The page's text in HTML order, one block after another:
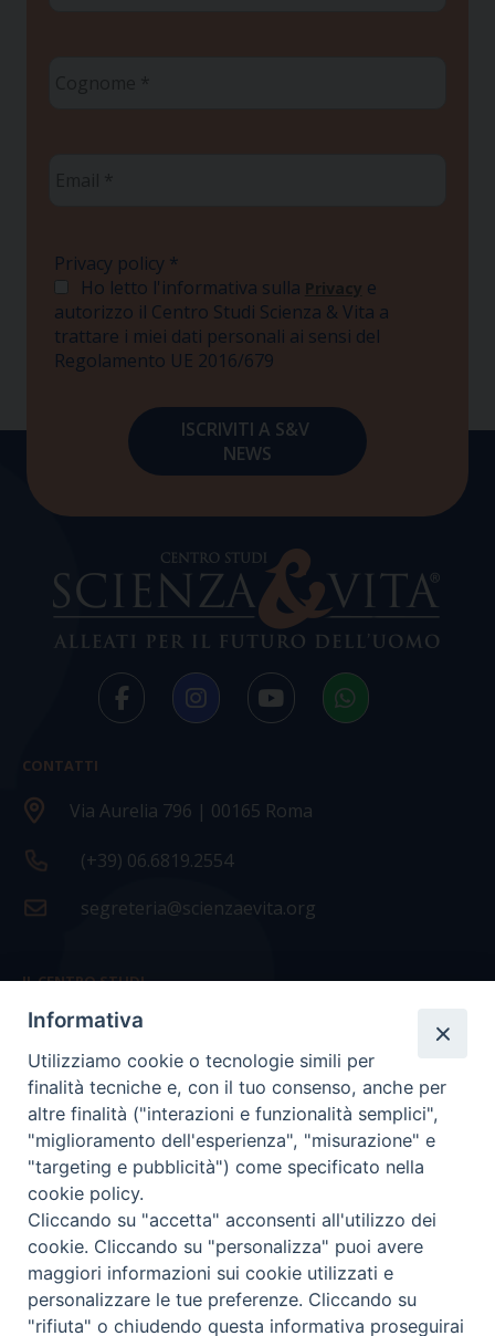
Privacy policy *
Ho letto l'informativa sulla Privacy e
autorizzo il Centro Studi Scienza & Vita a
trattare i miei dati personali ai sensi del
Regolamento UE 2016/679
CONTATTI
Via Aurelia 796 | 00165 Roma
(+39) 06.6819.2554
segreteria@scienzaevita.org
IL CENTRO STUDI
La nostra storia
Statuto
Presidenza e ufficio presidenza
Consiglio scientifico
Coordinamento nazionale
Informativa
Utilizziamo cookie o tecnologie simili per
finalità tecniche e, con il tuo consenso, anche per
altre finalità ("interazioni e funzionalità semplici",
"miglioramento dell'esperienza", "misurazione" e
"targeting e pubblicità") come specificato nella
cookie policy.
Cliccando su "accetta" acconsenti all'utilizzo dei
cookie. Cliccando su "personalizza" puoi avere
maggiori informazioni sui cookie utilizzati e
personalizzare le tue preferenze. Cliccando su
"rifiuta" o chiudendo questa informativa proseguirai